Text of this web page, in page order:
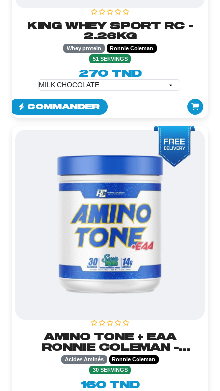
KING WHEY SPORT RC -
2.26KG
Whey protein
Ronnie Coleman
51 SERVINGS
270 TND
COMMANDER
AMINO TONE + EAA
RONNIE COLEMAN -
540GR
Acides Aminés
Ronnie Coleman
30 SERVINGS
160 TND